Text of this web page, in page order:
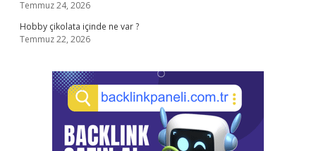
Temmuz 24, 2026
Hobby çikolata içinde ne var ?
Temmuz 22, 2026